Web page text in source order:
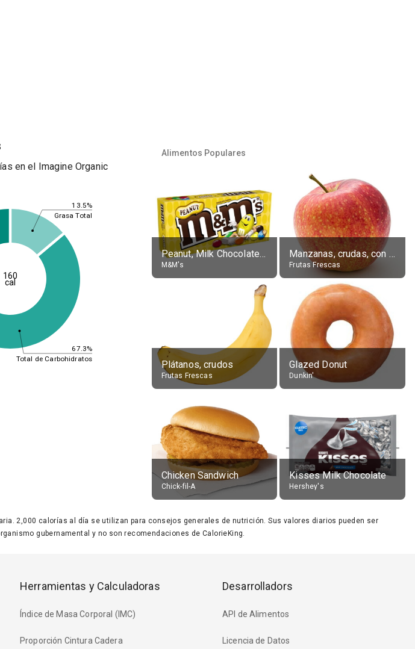
en el Imagine Organic
13.5%
67.3%
Grasa Total
Total de Carbohidratos
160
cal
Alimentos Populares
Peanut, Milk Chocolate Candies
M&M's
Manzanas, crudas, con piel
Frutas Frescas
Plátanos, crudos
Frutas Frescas
Glazed Donut
Dunkin'
Chicken Sandwich
Chick-fil-A
Kisses Milk Chocolate
Hershey's
2,000 calorías al día se utilizan para consejos generales de nutrición. Sus valores diarios pueden ser
gubernamental y no son recomendaciones de CalorieKing.
Herramientas y Calculadoras
Índice de Masa Corporal (IMC)
Proporción Cintura Cadera
Desarrolladors
API de Alimentos
Licencia de Datos